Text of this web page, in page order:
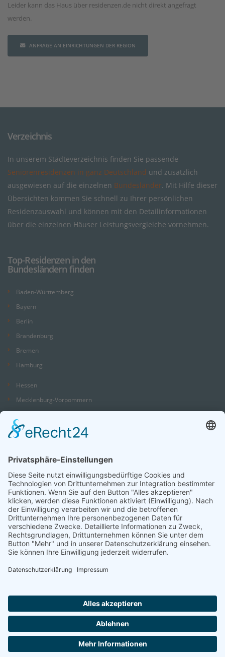
Leider kann das Haus über residenzen.de nicht direkt angefragt
werden.
ANFRAGE AN EINRICHTUNGEN DER REGION
Verzeichnis
In unserem Städteverzeichnis finden Sie passende
Seniorenresidenzen in ganz Deutschland und zusätzlich
ausgewiesen auf die einzelnen Bundesländer. Mit Hilfe dieser
Übersichten kommen Sie schnell zu Ihrer persönlichen
Residenzauswahl und können mit den Detailinformationen
über die einzelnen Häuser Leistungsvergleiche vornehmen.
Top-Residenzen in den
Bundesländern finden
Baden-Württemberg
Bayern
Berlin
Brandenburg
Bremen
Hamburg
Hessen
Mecklenburg-Vorpommern
Niedersachsen
Nordrhein-Westfalen
Saarland
Sachsen
Sachsen-Anhalt
Schleswig-Holstein
Thüringen
Informationen für Anbieter Nutzungsbedingungen
Datenschutz